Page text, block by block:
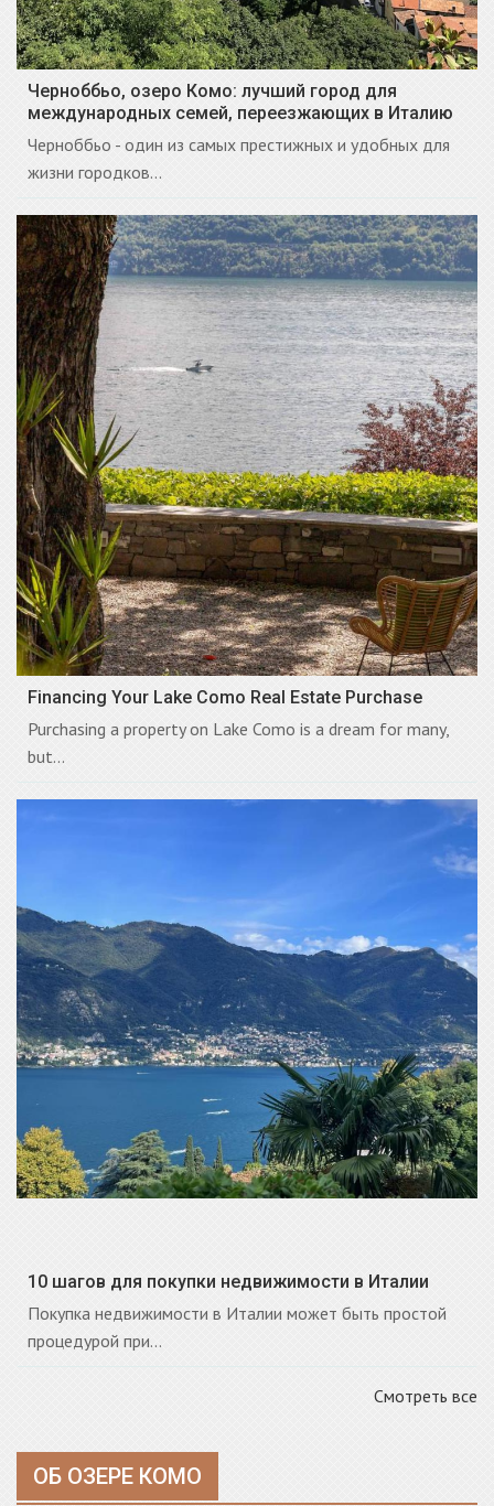
Черноббьо, озеро Комо: лучший город для
международных семей, переезжающих в Италию
Черноббьо - один из самых престижных и удобных для
жизни городков...
Financing Your Lake Como Real Estate Purchase
Purchasing a property on Lake Como is a dream for many,
but...
10 шагов для покупки недвижимости в Италии
Покупка недвижимости в Италии может быть простой
процедурой при...
Смотреть все
ОБ ОЗЕРЕ КОМО